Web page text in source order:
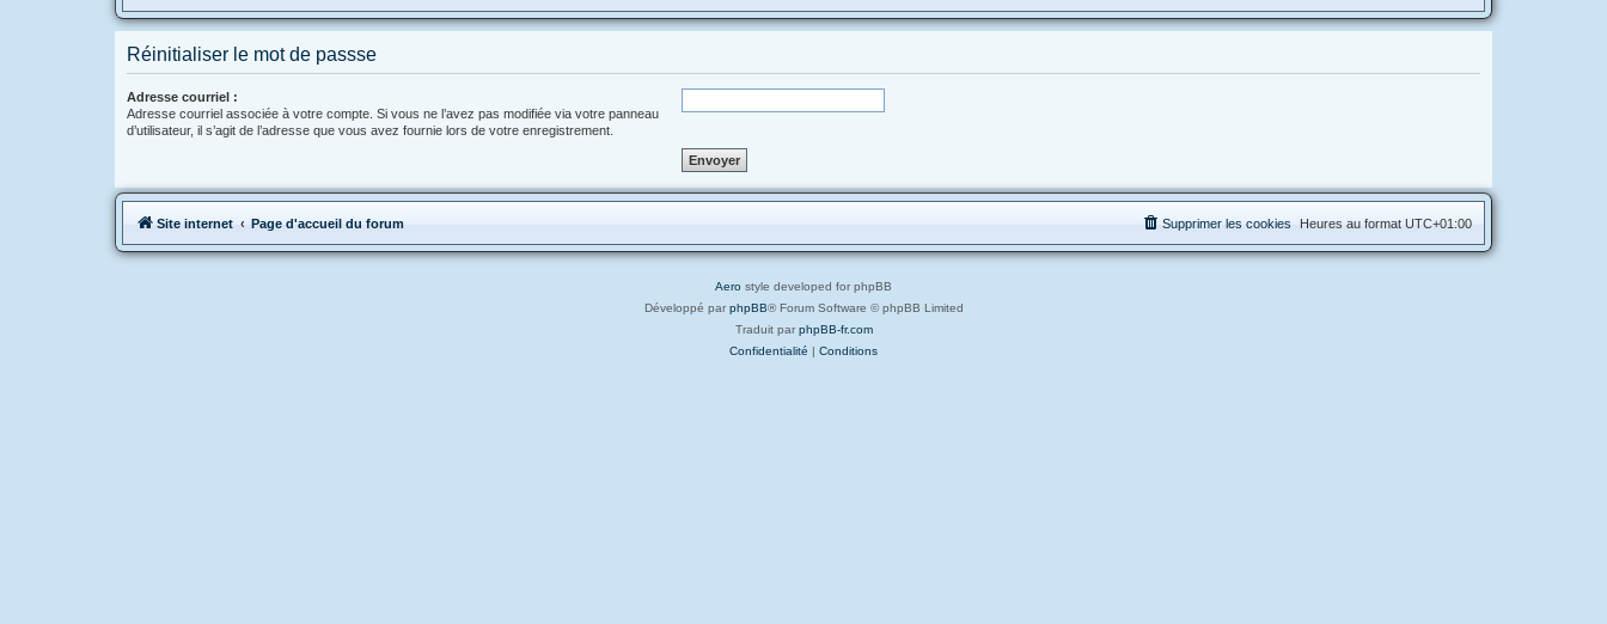
Réinitialiser le mot de passse
Adresse courriel :
Adresse courriel associée à votre compte. Si vous ne l’avez pas modifiée via votre panneau
d’utilisateur, il s’agit de l’adresse que vous avez fournie lors de votre enregistrement.
Site internet Page d'accueil du forum Heures au format UTC+01:00
Supprimer les cookies
Aero style developed for phpBB
Développé par phpBB® Forum Software © phpBB Limited
Traduit par phpBB-fr.com
Confidentialité | Conditions